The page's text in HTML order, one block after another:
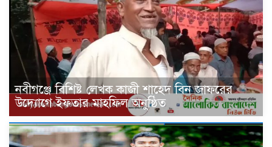
নবীগঞ্জে বিশিষ্ট লেখক কাজী শাহেদ বিন জাফরের
উদ্যোগে ইফতার মাহফিল অনুষ্ঠিত